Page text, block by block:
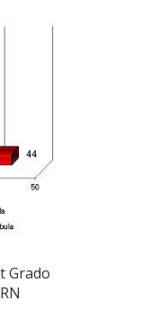
Grado